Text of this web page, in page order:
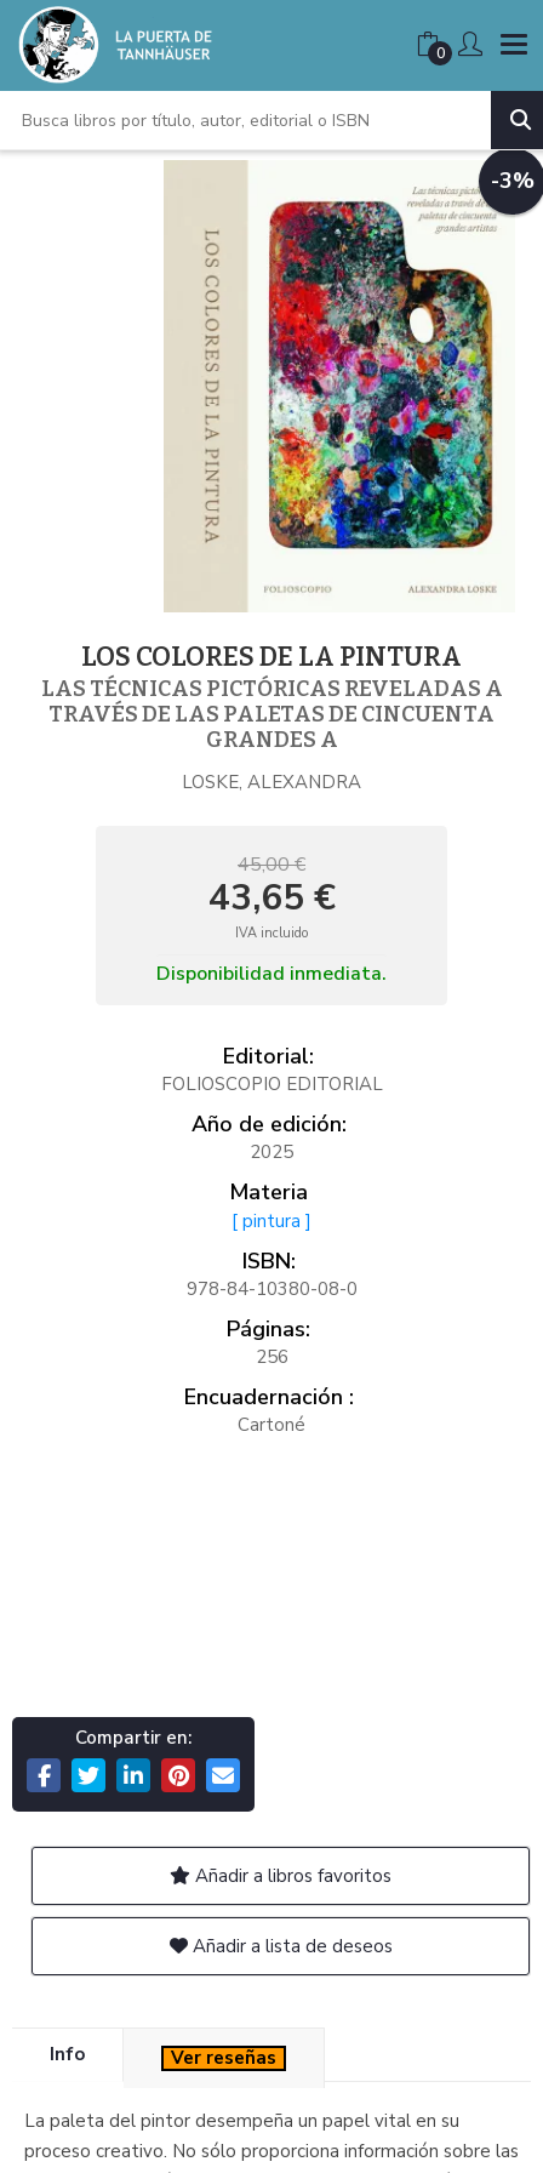
0
-3%
LOS COLORES DE LA PINTURA
LAS TÉCNICAS PICTÓRICAS REVELADAS A
TRAVÉS DE LAS PALETAS DE CINCUENTA
GRANDES A
LOSKE, ALEXANDRA
45,00 €
43,65 €
IVA incluido
Disponibilidad inmediata.
Editorial:
FOLIOSCOPIO EDITORIAL
Año de edición:
2025
Materia
[ pintura ]
ISBN:
978-84-10380-08-0
Páginas:
256
Encuadernación :
Cartoné
Compartir en:
Añadir a libros favoritos
Añadir a lista de deseos
Info Ver reseñas
La paleta del pintor desempeña un papel vital en su
proceso creativo. No sólo proporciona información sobre las